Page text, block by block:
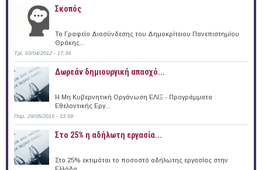
Σκοπός
Το Γραφείο Διασύνδεσης του Δημοκρίτειου Πανεπιστημίου
Θράκης...
Τρί, 03/04/2012 - 17:34
Δωρεάν δημιουργική απασχό...
Η Μη Κυβερνητική Οργάνωση ΕΛΙΞ - Προγράμματα
Εθελοντικής Εργ...
Παρ, 29/05/2015 - 13:59
Στο 25% η αδήλωτη εργασία...
Στο 25% εκτιμάται το ποσοστό αδήλωτης εργασίας στην